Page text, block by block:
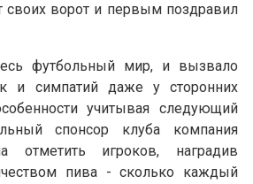
своих ворот и первым поздравил
футбольный мир, и вызвало
и симпатий даже у сторонних
учитывая следующий
спонсор клуба компания
отметить игроков, наградив
пива - сколько каждый